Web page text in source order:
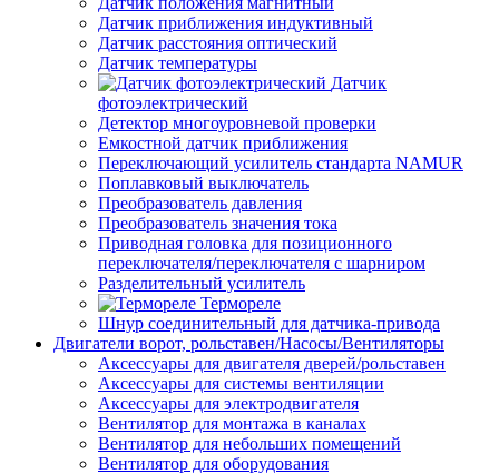
Датчик приближения индуктивный
Датчик расстояния оптический
Датчик температуры
Датчик
фотоэлектрический
Детектор многоуровневой проверки
Емкостной датчик приближения
Переключающий усилитель стандарта NAMUR
Поплавковый выключатель
Преобразователь давления
Преобразователь значения тока
Приводная головка для позиционного
переключателя/переключателя с шарниром
Разделительный усилитель
Термореле
Шнур соединительный для датчика-привода
Двигатели ворот, рольставен/Насосы/Вентиляторы
Аксессуары для двигателя дверей/рольставен
Аксессуары для системы вентиляции
Аксессуары для электродвигателя
Вентилятор для монтажа в каналах
Вентилятор для небольших помещений
Вентилятор для оборудования